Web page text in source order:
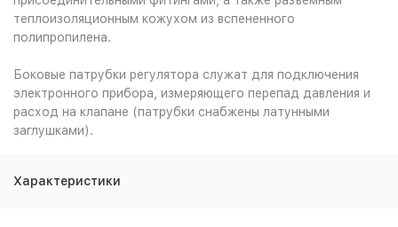
теплоизоляционным кожухом из вспененного
полипропилена.
Боковые патрубки регулятора служат для подключения
электронного прибора, измеряющего перепад давления и
расход на клапане (патрубки снабжены латунными
заглушками).
Характеристики